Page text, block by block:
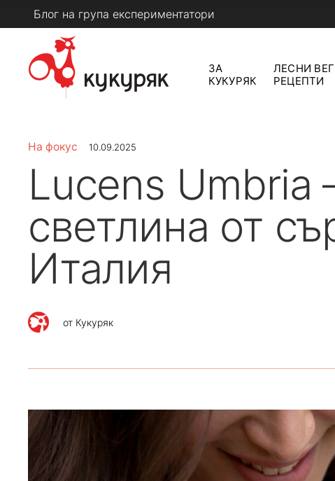
to
Блог на група експериментатори
ЗА
КУКУРЯК
ЛЕСНИ
РЕЦЕПТИ
На фокус 10.09.2025
Lucens Umbria
светлина от
Италия
от Кукуряк